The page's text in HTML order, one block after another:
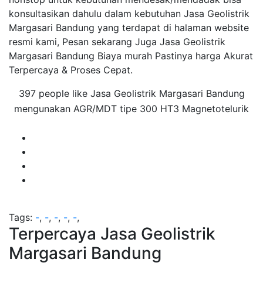
konsultasikan dahulu dalam kebutuhan Jasa Geolistrik
Margasari Bandung yang terdapat di halaman website
resmi kami, Pesan sekarang Juga Jasa Geolistrik
Margasari Bandung Biaya murah Pastinya harga Akurat
Terpercaya & Proses Cepat.
397 people like Jasa Geolistrik Margasari Bandung
mengunakan AGR/MDT tipe 300 HT3 Magnetotelurik
Tags: -, -, -, -, -,
Terpercaya Jasa Geolistrik
Margasari Bandung